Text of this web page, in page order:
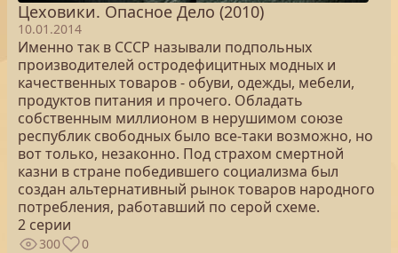
Цеховики. Опасное Дело (2010)
10.01.2014
Именно так в СССР называли подпольных
производителей остродефицитных модных и
качественных товаров - обуви, одежды, мебели,
продуктов питания и прочего. Обладать
собственным миллионом в нерушимом союзе
республик свободных было все-таки возможно, но
вот только, незаконно. Под страхом смертной
казни в стране победившего социализма был
создан альтернативный рынок товаров народного
потребления, работавший по серой схеме.
2 серии
300 0